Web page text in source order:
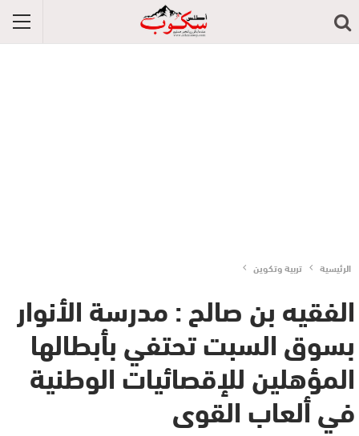
الرئيسية تربية وتكوين
الفقيه بن صالح : مدرسة الأنوار
بسوق السبت تحتفي بأبطالها
المؤهلين للإقصائيات الوطنية
في ألعاب القوى